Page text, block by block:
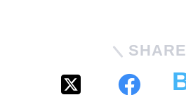
SHARE